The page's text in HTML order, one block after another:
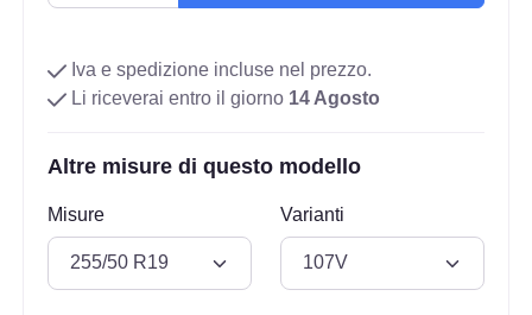
Iva e spedizione incluse nel prezzo.
Li riceverai entro il giorno 14 Agosto
Altre misure di questo modello
Misure Varianti